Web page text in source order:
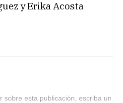
y Erika Acosta
sobre esta publicación, escriba un